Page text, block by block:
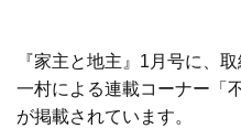
『家主と地主』1月号に、
一村による連載コーナー「
が掲載されています。